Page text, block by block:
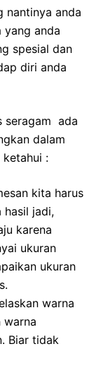
nantinya anda
yang anda
spesial dan
diri anda
seragam ada
dalam
ketahui :
kita harus
hasil jadi,
karena
ukuran
ukuran
warna
warna
Biar tidak